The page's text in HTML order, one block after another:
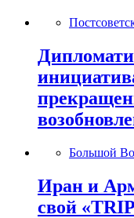
Большой
Иран и
свой